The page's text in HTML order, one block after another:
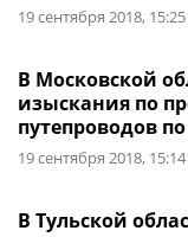
19 сентября 2018, 15:25
В Московской
изыскания по
путепроводов
19 сентября 2018, 15:14
В Тульской